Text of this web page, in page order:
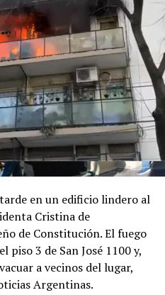
rápidamente para recibir
otorgado por la Universidad
la Cámara de Comercio de
de Milei con el Rey de
Karina Milei y Quirno. "Su
lo saludó el mandatario
difundió Presidencia.
y toma de posesión del
de la Argentina, partía el
de Cali con destino a
en un edificio lindero al
Cristina de
de Constitución. El fuego
piso 3 de San José 1100 y,
a vecinos del lugar,
Argentinas.